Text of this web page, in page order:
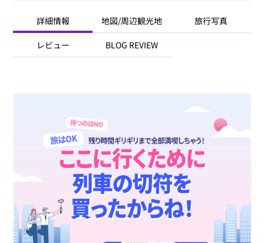
詳細情報 地図/周辺観光地 旅行写真
レビュー BLOG REVIEW